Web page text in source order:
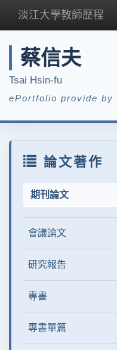
淡江大學教師歷程
蔡信夫
Tsai Hsin-fu
ePortfolio provide by
論文著作
期刊論文
會議論文
研究報告
專書
專書單篇